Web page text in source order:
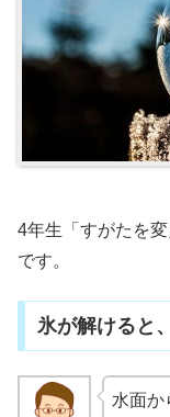
4年生「すがたを
です。
氷が解けると
水面か